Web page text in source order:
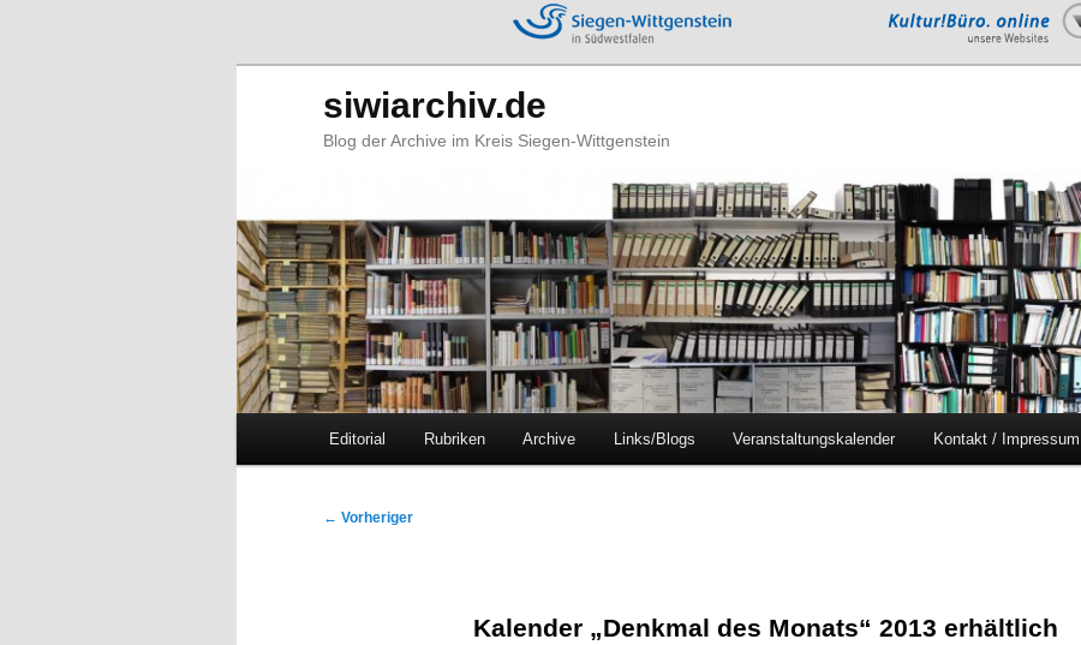
siwiarchiv.de
Blog der Archive im Kreis Siegen-Wittgenstein
Zum
Zum
Editorial Rubriken Archive Links/Blogs Veranstaltungskalender Kontakt / Impressum
Beitragsnavigation
← Vorheriger
Kalender „Denkmal des Monats“ 2013 erhältlich